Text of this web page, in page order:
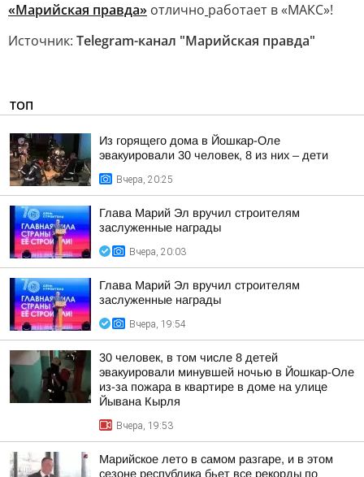
«Марийская правда» отлично работает в «МАКС»!
Источник: Telegram-канал "Марийская правда"
ТОП
Из горящего дома в Йошкар-Оле
эвакуировали 30 человек, 8 из них – дети
Вчера, 20:25
Глава Марий Эл вручил строителям
заслуженные награды
Вчера, 20:03
Глава Марий Эл вручил строителям
заслуженные награды
Вчера, 19:54
30 человек, в том числе 8 детей
эвакуировали минувшей ночью в Йошкар-Оле
из-за пожара в квартире в доме на улице
Йывана Кырля
Вчера, 19:53
Марийское лето в самом разгаре, и в этом
сезоне республика бьет все рекорды по